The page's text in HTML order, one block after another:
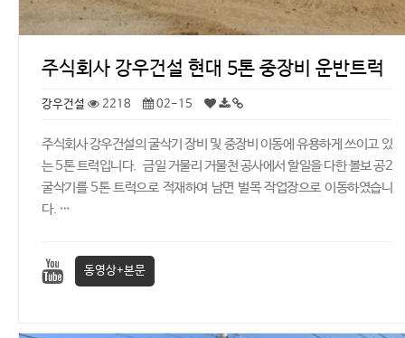
주식회사 강우건설 현대 5톤 중장비 운반트럭
강우건설 2218 02-15
주식회사 강우건설의 굴삭기 장비 및 중장비 이동에 유용하게 쓰이고 있
는 5톤 트럭입니다. 금일 거물리 거물천 공사에서 할일을 다한 볼보 공2
굴삭기를 5톤 트럭으로 적재하여 남면 벌목 작업장으로 이동하였습니
다. …
동영상+본문